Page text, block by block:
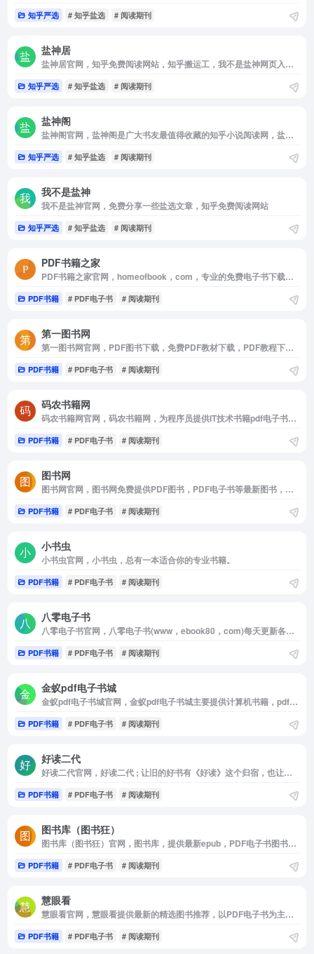
知乎严选 # 知乎盐选 # 阅读期刊
盐神居
盐神居官网，知乎免费阅读网站，知乎搬运工，我不是盐神网页入口，我不是盐神网页入口在线阅读，我不是盐神网页入口，免费盐选网站入口 盐神阁知乎小说免费阅读网，知乎搬运工，我不是盐神
知乎严选 # 知乎盐选 # 阅读期刊
盐神阁
盐神阁官网，盐神阁是广大书友最值得收藏的知乎小说阅读网，盐神阁网站收录了当前最火热的知乎小说，盐神阁免费提供高质量的知乎小说最新章节，是广大网络小说爱好者必备的知乎小说免费阅读网。
知乎严选 # 知乎盐选 # 阅读期刊
我不是盐神
我不是盐神官网，免费分享一些盐选文章，知乎免费阅读网站
知乎严选 # 知乎盐选 # 阅读期刊
PDF书籍之家
PDF书籍之家官网，homeofbook，com，专业的免费电子书下载网站，支持mobi，epub，pdf，txt，azw3等阅读格式的电子书免费下载
PDF书籍 # PDF电子书 # 阅读期刊
第一图书网
第一图书网官网，PDF图书下载，免费PDF教材下载，PDF教程下载，PDF教材网，PDF图书网，PDF图书下载，第一图书网，250万本PDF图书评论与下载，
PDF书籍 # PDF电子书 # 阅读期刊
码农书籍网
码农书籍网官网，码农书籍网，为程序员提供IT技术书籍pdf电子书下载，涵盖了java，python，人工智能，大数据，linux，php，c语言，Go，R语言等二十多种热门语言分类
PDF书籍 # PDF电子书 # 阅读期刊
图书网
图书网官网，图书网免费提供PDF图书，PDF电子书等最新图书，免费共享大量的图书书籍，图书书籍涵盖各学科分类，图书网所有PDF电子图书书籍可以免费下载供阅读学习使用。
PDF书籍 # PDF电子书 # 阅读期刊
小书虫
小书虫官网，小书虫，总有一本适合你的专业书籍。
PDF书籍 # PDF电子书 # 阅读期刊
八零电子书
八零电子书官网，八零电子书(www，ebook80，com)每天更新各类PDF格式高清电子书资源，全站PDF电子书免费提供下载。
PDF书籍 # PDF电子书 # 阅读期刊
金蚁pdf电子书城
金蚁pdf电子书城官网，金蚁pdf电子书城主要提供计算机书籍，pdf下载，外国小说，国内电子书，工业农业，经济文学，政治历史等各方面的书籍资料
PDF书籍 # PDF电子书 # 阅读期刊
好读二代
好读二代官网，好读二代 ; 让旧的好书有《好读》这个归宿，也让更多的读友能享受这些好书
PDF书籍 # PDF电子书 # 阅读期刊
图书库（图书狂）
图书库（图书狂）官网，图书库，提供最新epub，PDF电子书图书免费下载，以epub，PDF为主的电子书免费下载供学习使用。
PDF书籍 # PDF电子书 # 阅读期刊
慧眼看
慧眼看官网，慧眼看提供最新的精选图书推荐，以PDF电子书为主为用户推荐学习。
PDF书籍 # PDF电子书 # 阅读期刊